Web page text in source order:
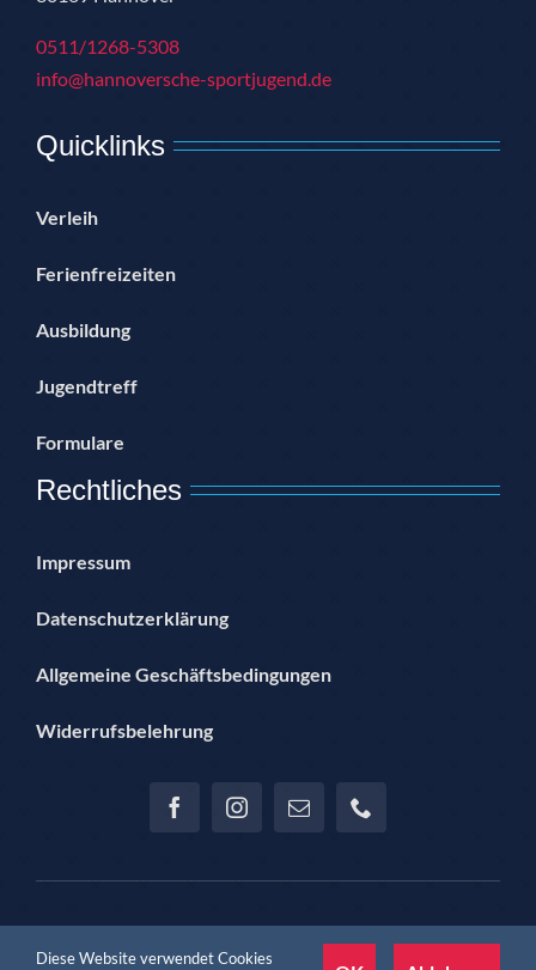
0511/1268-5308
info@hannoversche-sportjugend.de
Quicklinks
Verleih
Ferienfreizeiten
Ausbildung
Jugendtreff
Formulare
Rechtliches
Impressum
Datenschutzerklärung
Allgemeine Geschäftsbedingungen
Widerrufsbelehrung
© Copyright 2012 – 2024 | Hannoversche Sportjugend im SSB
Diese Website verwendet Cookies